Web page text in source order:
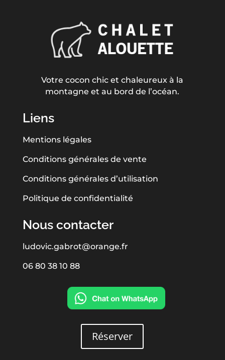
Votre cocon chic et chaleureux à la
montagne et au bord de l’océan.
Liens
Mentions légales
Conditions générales de vente
Conditions générales d’utilisation
Politique de confidentialité
Nous contacter
ludovic.gabrot@orange.fr
06 80 38 10 88
Réserver